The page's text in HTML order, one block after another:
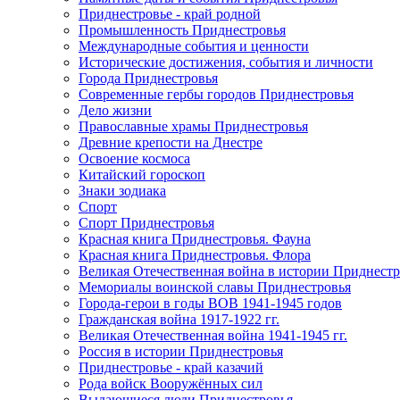
Приднестровье - край родной
Промышленность Приднестровья
Международные события и ценности
Исторические достижения, события и личности
Города Приднестровья
Современные гербы городов Приднестровья
Дело жизни
Православные храмы Приднестровья
Древние крепости на Днестре
Освоение космоса
Китайский гороскоп
Знаки зодиака
Спорт
Спорт Приднестровья
Красная книга Приднестровья. Фауна
Красная книга Приднестровья. Флора
Великая Отечественная война в истории
Мемориалы воинской славы Приднестровья
Города-герои в годы ВОВ 1941-1945 годов
Гражданская война 1917-1922 гг.
Великая Отечественная война 1941-1945 гг.
Россия в истории Приднестровья
Приднестровье - край казачий
Рода войск Вооружённых сил